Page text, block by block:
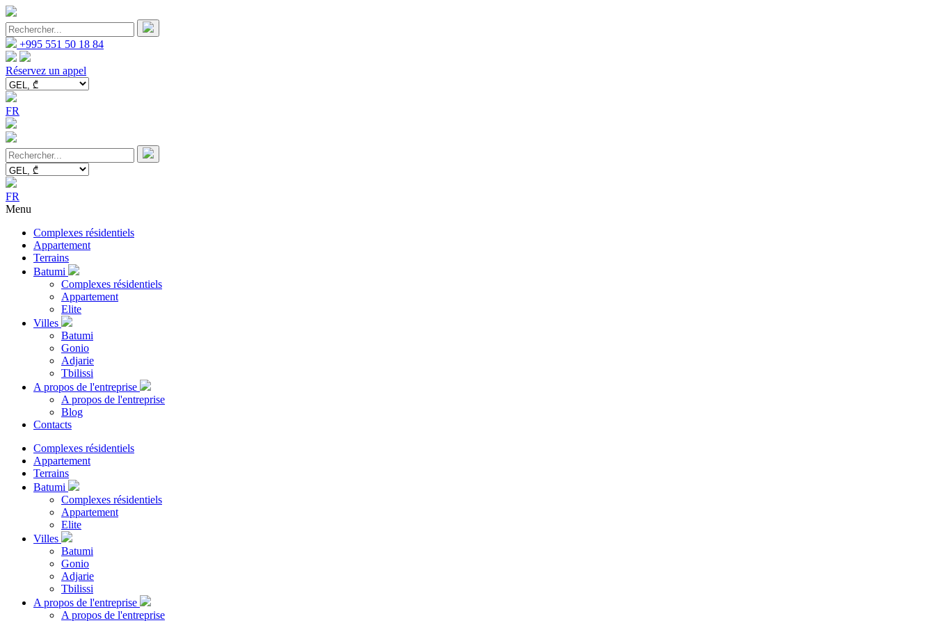
+995 551 50 18 84
Réservez un appel
FR
FR
Menu
Complexes résidentiels
Appartement
Terrains
Batumi
Complexes résidentiels
Appartement
Elite
Villes
Batumi
Gonio
Adjarie
Tbilissi
A propos de l'entreprise
A propos de l'entreprise
Blog
Contacts
Complexes résidentiels
Appartement
Terrains
Batumi
Complexes résidentiels
Appartement
Elite
Villes
Batumi
Gonio
Adjarie
Tbilissi
A propos de l'entreprise
A propos de l'entreprise